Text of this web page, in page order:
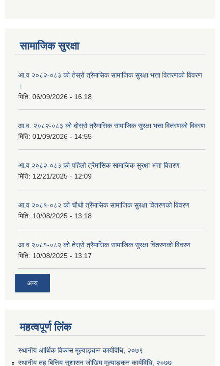
सामाजिक सुरक्षा
आ.व २०८२-०८३ को तेस्रो त्रैमासिक सामाजिक सुरक्षा भत्ता वितरणको विवरण
।
मिति: 06/09/2026 - 16:18
आ.व. २०८२-०८३ को दोस्रो त्रैमासिक सामाजिक सुरक्षा भत्ता वितरणको विवरण
मिति: 01/09/2026 - 14:55
आ.व २०८२-०८३ को पहिलो त्रैमासिक सामाजिक सुरक्षा भत्ता वितरण
मिति: 12/21/2025 - 12:09
आ.व २०८१-०८२ को चौथो त्रैंमासिक सामाजिक सुरक्षा वितरणको विवरण
मिति: 10/08/2025 - 13:18
आ.व २०८१-०८२ को तेस्रो त्रैंमासिक सामाजिक सुरक्षा वितरणको विवरण
मिति: 10/08/2025 - 13:17
अन्य
महत्वपूर्ण लिंक
स्थानीय आर्थिक विकास मूल्याङ्कन कार्यविधि, २०७९
स्थानीय तह बित्तिय सुशासन जोखिम मूल्याङ्कन कार्यविधि, २०७७